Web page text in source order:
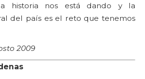
historia nos está dando y la
del país es el reto que tenemos
2009